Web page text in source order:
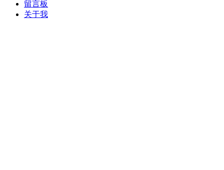
留言板
关于我